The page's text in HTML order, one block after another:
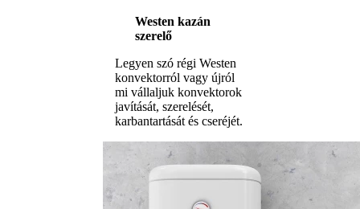
Westen kazán
szerelő
Legyen szó régi Westen
konvektorról vagy újról
mi vállaljuk konvektorok
javítását, szerelését,
karbantartását és cseréjét.